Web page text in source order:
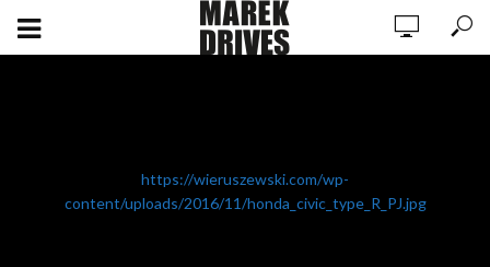
https://wieruszewski.com/wp-
content/uploads/2016/11/honda_civic_type_R_PJ.jpg